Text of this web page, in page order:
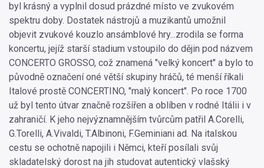
byl krásný a vyplnil dosud prázdné místo ve zvukovém
spektru doby. Dostatek nástrojů a muzikantů umožnil
objevit zvukové kouzlo ansámblové hry...zrodila se forma
koncertu, jejíž starší stadium vstoupilo do dějin pod názvem
CONCERTO GROSSO, což znamená "velký koncert" a bylo to
původně označení oné větší skupiny hráčů, té menší říkali
Italové prostě CONCERTINO, "malý koncert". Po roce 1700
už byl tento útvar značně rozšířen a oblíben v rodné Itálii i v
zahraničí. K jeho nejvýznamnějším tvůrcům patřil A.Corelli,
G.Torelli, A.Vivaldi, T.Albinoni, F.Geminiani ad. Na italskou
cestu se ochotně napojili i Němci, kteří posílali svůj
skladatelský dorost na jih studovat autentický vlašský